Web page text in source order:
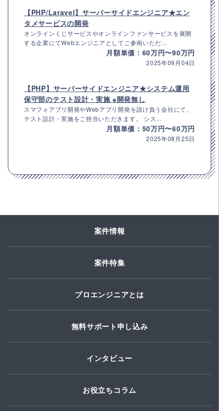
【PHP/Laravel】サーバーサイドエンジニア★エン
タメサービスの開発
オンラインくじサービスやオンラインファンサービスを展開
する企業にてWebエンジニアとしてご参画いただ...
月額単価：60万円〜90万円
2025年09月04日
【PHP】サーバーサイドエンジニア★システム運用
保守部のテスト設計・実施 ※開発無し
スマフォアプリ開発やWebアプリ開発を請け負う会社にて、
テスト設計・実施をご担当いただきます。 シス...
月額単価：50万円〜60万円
2025年08月25日
案件情報
案件特集
プロエンジニアとは
無料サポート申し込み
インタビュー
お役立ちコラム